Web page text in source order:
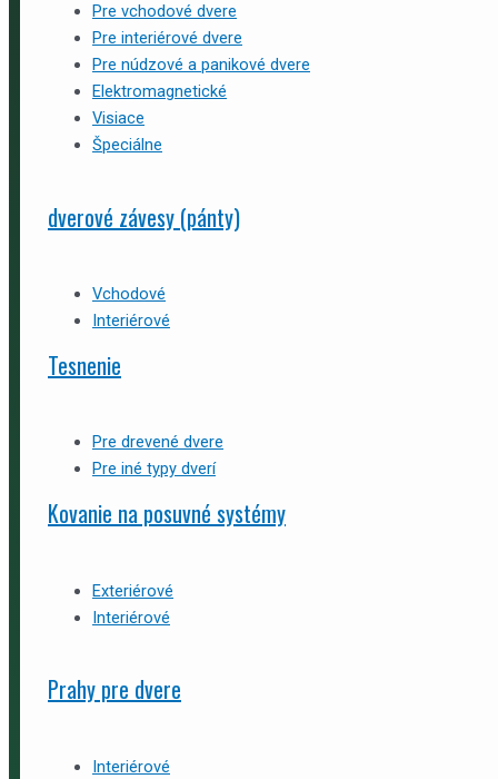
Pre vchodové dvere
Pre interiérové dvere
Pre núdzové a panikové dvere
Elektromagnetické
Visiace
Špeciálne
dverové závesy (pánty)
Vchodové
Interiérové
Tesnenie
Pre drevené dvere
Pre iné typy dverí
Kovanie na posuvné systémy
Exteriérové
Interiérové
Prahy pre dvere
Interiérové